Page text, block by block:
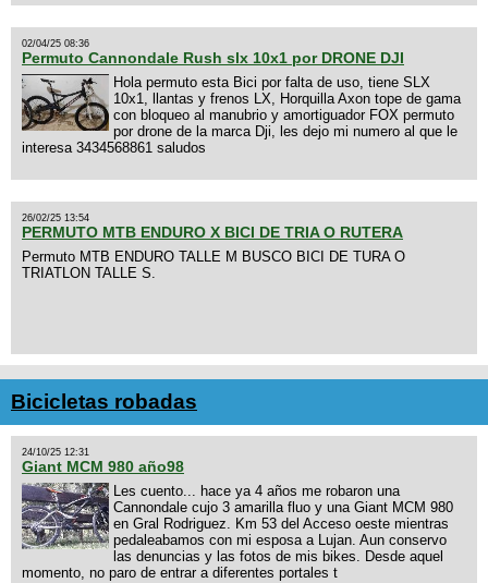
02/04/25 08:36
Permuto Cannondale Rush slx 10x1 por DRONE DJI
Hola permuto esta Bici por falta de uso, tiene SLX
10x1, llantas y frenos LX, Horquilla Axon tope de gama
con bloqueo al manubrio y amortiguador FOX permuto
por drone de la marca Dji, les dejo mi numero al que le
interesa 3434568861 saludos
26/02/25 13:54
PERMUTO MTB ENDURO X BICI DE TRIA O RUTERA
Permuto MTB ENDURO TALLE M BUSCO BICI DE TURA O
TRIATLON TALLE S.
Bicicletas robadas
24/10/25 12:31
Giant MCM 980 año98
Les cuento... hace ya 4 años me robaron una
Cannondale cujo 3 amarilla fluo y una Giant MCM 980
en Gral Rodriguez. Km 53 del Acceso oeste mientras
pedaleabamos con mi esposa a Lujan. Aun conservo
las denuncias y las fotos de mis bikes. Desde aquel
momento, no paro de entrar a diferentes portales t